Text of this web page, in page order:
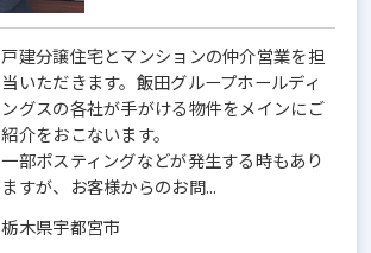
戸建分譲住宅とマンションの仲介営業を担
当いただきます。飯田グループホールディ
ングスの各社が手がける物件をメインにご
紹介をおこないます。
一部ポスティングなどが発生する時もあり
ますが、お客様からのお問...
栃木県宇都宮市